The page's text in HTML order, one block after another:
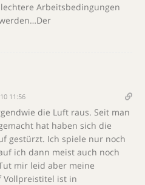
Arbeitsbedingungen
11:56
die Luft raus. Seit man
hat haben sich die
gestürzt. Ich spiele nur noch
ich dann meist auch noch
mir leid aber meine
Vollpreistitel ist in